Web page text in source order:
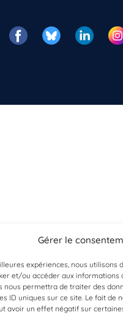
Gérer le
expériences, nous utilisons
et/ou accéder aux informations
nous permettra de traiter des
ID uniques sur ce site. Le fait de
avoir un effet négatif sur